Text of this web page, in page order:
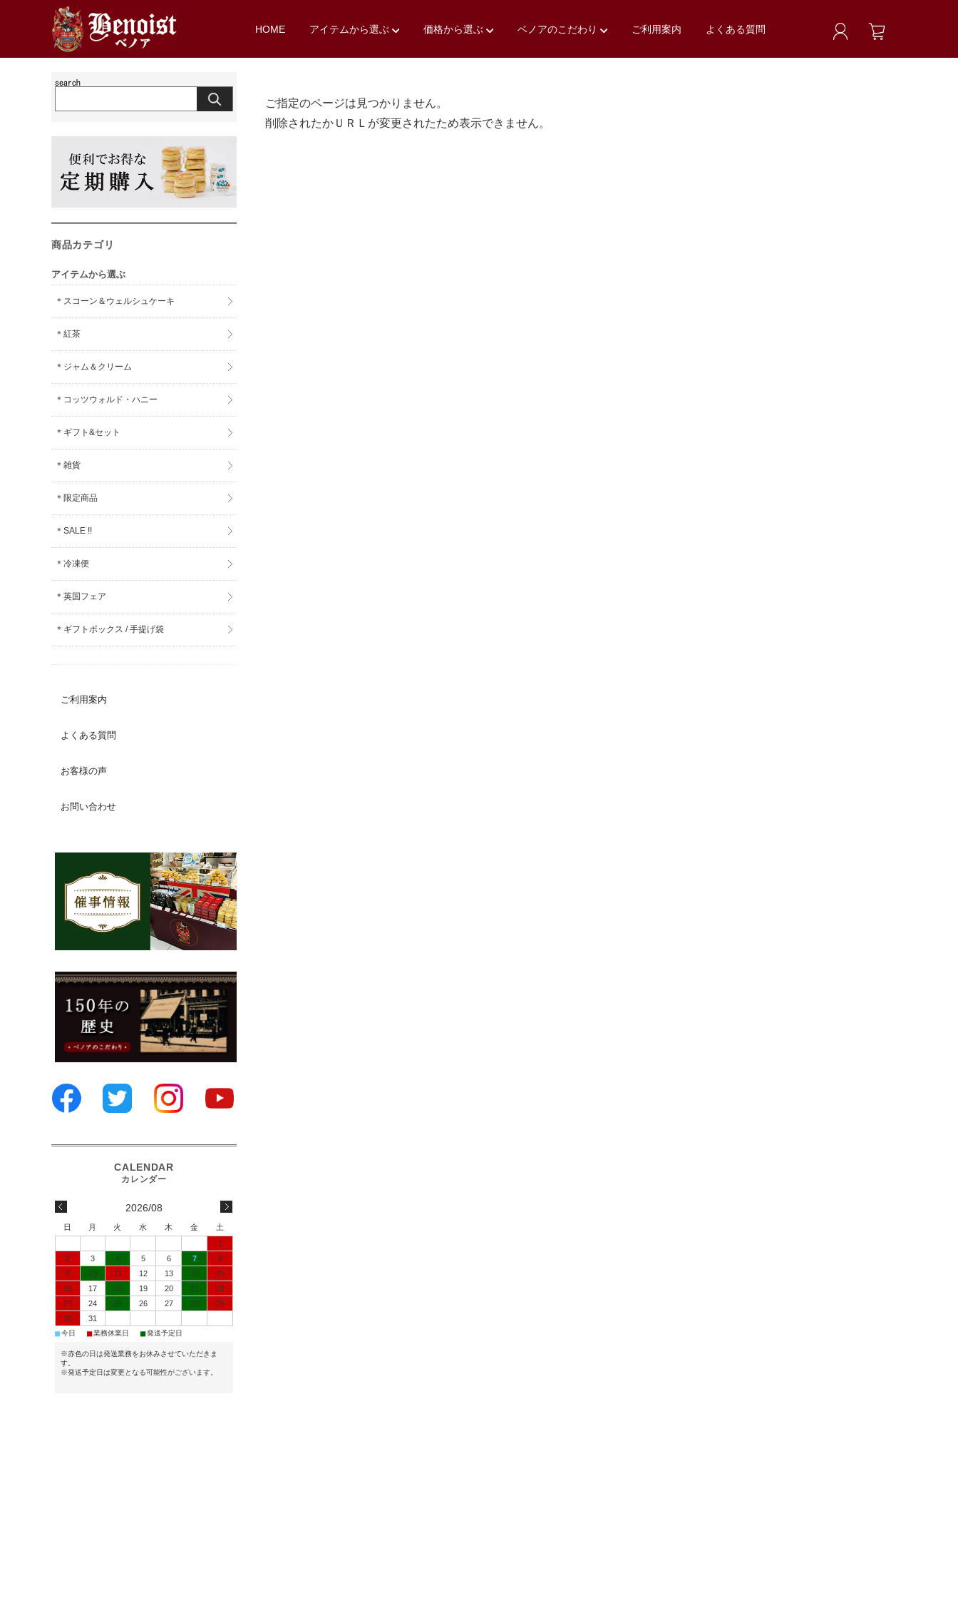
HOME アイテムから選ぶ 価格から選ぶ ベノアのこだわり ご利用案内 よくある質問
ご指定のページは見つかりません。
削除されたかＵＲＬが変更されたため表示できません。
商品カテゴリ
アイテムから選ぶ
＊スコーン＆ウェルシュケーキ
＊紅茶
＊ジャム＆クリーム
＊コッツウォルド・ハニー
＊ギフト&セット
＊雑貨
＊限定商品
＊SALE !!
＊冷凍便
＊英国フェア
＊ギフトボックス / 手提げ袋
ご利用案内
よくある質問
お客様の声
お問い合わせ
2026/08
日 月 火 水 木 金
土
1
2
3 4 5 6 7
8
9
10 11 12 13 14
15
16
17 18 19 20 21
22
23
24 25 26 27 28
29
30
31
■今日 ■業務休業日 ■発送予定日
※赤色の日は発送業務をお休みさせていただきま
す。
※発送予定日は変更となる可能性がございます。